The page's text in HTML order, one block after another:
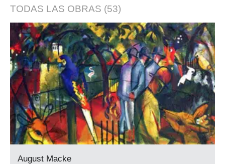
TODAS LAS OBRAS (53)
August Macke